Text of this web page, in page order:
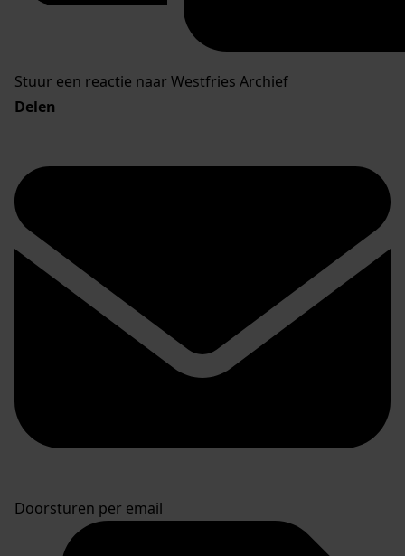
Stuur een reactie naar Westfries Archief
Delen
Doorsturen per email